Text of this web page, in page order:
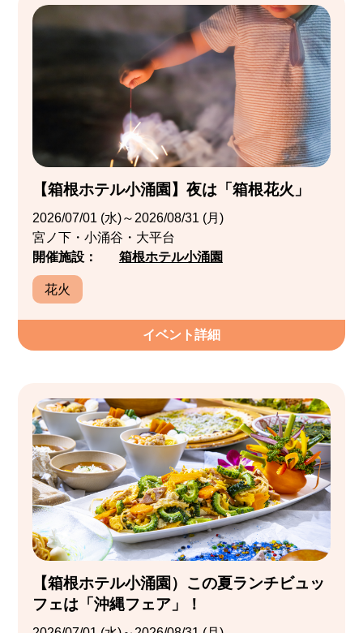
【箱根ホテル小涌園】夜は「箱根花火」
2026/07/01 (水)～2026/08/31 (月)
宮ノ下・小涌谷・大平台
開催施設：
箱根ホテル小涌園
花火
イベント詳細
【箱根ホテル小涌園）この夏ランチビュッ
フェは「沖縄フェア」！